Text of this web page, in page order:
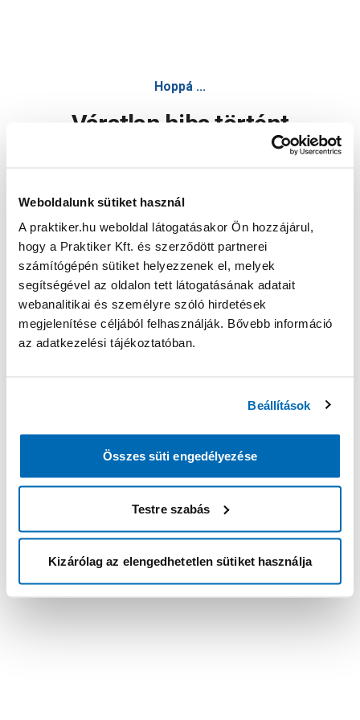
Weboldalunk sütiket használ
A praktiker.hu weboldal látogatásakor Ön hozzájárul,
hogy a Praktiker Kft. és szerződött partnerei
számítógépén sütiket helyezzenek el, melyek
segítségével az oldalon tett látogatásának adatait
webanalitikai és személyre szóló hirdetések
megjelenítése céljából felhasználják. Bővebb információ
az adatkezelési tájékoztatóban.
Beállítások
Összes süti engedélyezése
Testre szabás
Kizárólag az elengedhetetlen sütiket használja
Hoppá ...
Váratlan hiba történt
Oldal újratöltése